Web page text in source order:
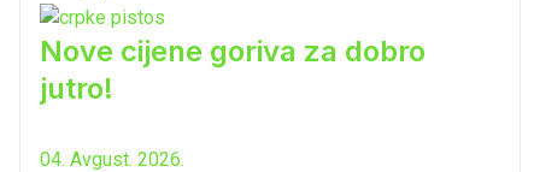
Nove cijene goriva za dobro
jutro!
04. Avgust. 2026.